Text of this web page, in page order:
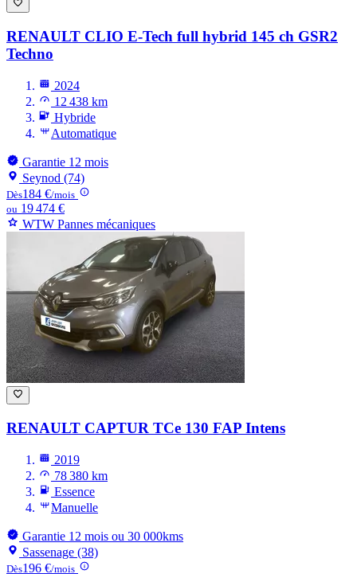
RENAULT CLIO E-Tech full hybrid 145 ch GSR2
Techno
2024
12 438 km
Hybride
Automatique
Garantie 12 mois
Seynod (74)
Dès184 €/mois
ou 19 474 €
WTW Pannes mécaniques
RENAULT CAPTUR TCe 130 FAP Intens
2019
78 380 km
Essence
Manuelle
Garantie 12 mois ou 30 000kms
Sassenage (38)
Dès196 €/mois